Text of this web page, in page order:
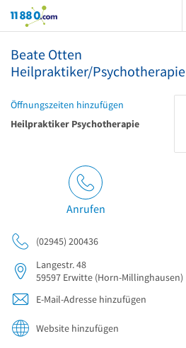
11880.com
Beate Otten
Heilpraktiker/Psychotherapie
Öffnungszeiten hinzufügen
Heilpraktiker Psychotherapie
Anrufen
(02945) 200436
Langestr. 48
59597 Erwitte (Horn-Millinghausen)
E-Mail-Adresse hinzufügen
Website hinzufügen